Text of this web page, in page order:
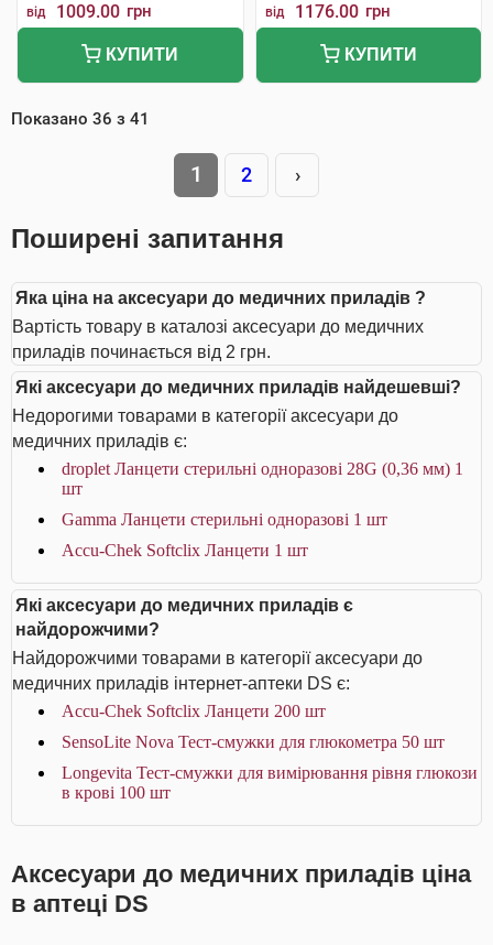
від 1009.00 грн
КУПИТИ
від 1176.00 грн
КУПИТИ
Показано 36 з 41
1 2 ›
Поширені запитання
Яка ціна на аксесуари до медичних приладів ?
Вартість товару в каталозі аксесуари до медичних
приладів починається від 2 грн.
Які аксесуари до медичних приладів найдешевші?
Недорогими товарами в категорії аксесуари до
медичних приладів є:
droplet Ланцети стерильні одноразові 28G (0,36 мм) 1
шт
Gamma Ланцети стерильні одноразові 1 шт
Accu-Chek Softclix Ланцети 1 шт
Які аксесуари до медичних приладів є
найдорожчими?
Найдорожчими товарами в категорії аксесуари до
медичних приладів інтернет-аптеки DS є:
Accu-Chek Softclix Ланцети 200 шт
SensoLite Nova Тест-смужки для глюкометра 50 шт
Longevita Тест-смужки для вимірювання рівня глюкози
в крові 100 шт
Аксесуари до медичних приладів ціна
в аптеці DS